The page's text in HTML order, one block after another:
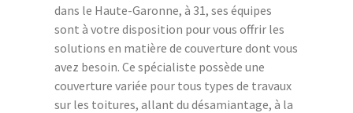
dans le Haute-Garonne, à 31, ses équipes
sont à votre disposition pour vous offrir les
solutions en matière de couverture dont vous
avez besoin. Ce spécialiste possède une
couverture variée pour tous types de travaux
sur les toitures, allant du désamiantage, à la